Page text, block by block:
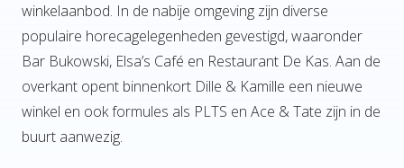
winkelaanbod. In de nabije omgeving zijn diverse
populaire horecagelegenheden gevestigd, waaronder
Bar Bukowski, Elsa’s Café en Restaurant De Kas. Aan de
overkant opent binnenkort Dille & Kamille een nieuwe
winkel en ook formules als PLTS en Ace & Tate zijn in de
buurt aanwezig.